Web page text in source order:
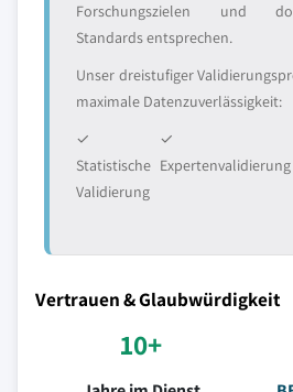
Forschungszielen und
Standards entsprechen.
Unser dreistufiger
maximale Datenzuverlässigkeit:
✓
Statistische
Validierung
✓
Expertenvalidierung
Vertrauen & Glaubwürdigkeit
10+